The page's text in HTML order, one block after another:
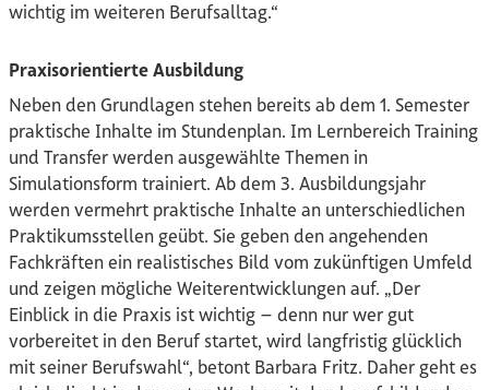
wichtig im weiteren Berufsalltag.“
Praxisorientierte Ausbildung
Neben den Grundlagen stehen bereits ab dem 1. Semester
praktische Inhalte im Stundenplan. Im Lernbereich Training
und Transfer werden ausgewählte Themen in
Simulationsform trainiert. Ab dem 3. Ausbildungsjahr
werden vermehrt praktische Inhalte an unterschiedlichen
Praktikumsstellen geübt. Sie geben den angehenden
Fachkräften ein realistisches Bild vom zukünftigen Umfeld
und zeigen mögliche Weiterentwicklungen auf. „Der
Einblick in die Praxis ist wichtig – denn nur wer gut
vorbereitet in den Beruf startet, wird langfristig glücklich
mit seiner Berufswahl“, betont Barbara Fritz. Daher geht es